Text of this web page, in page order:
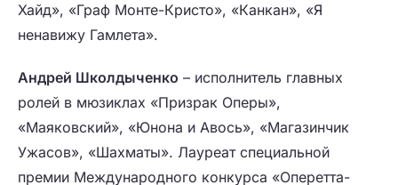
Хайд», «Граф Монте-Кристо», «Канкан», «Я
ненавижу Гамлета».
Андрей Школдыченко – исполнитель главных
ролей в мюзиклах «Призрак Оперы»,
«Маяковский», «Юнона и Авось», «Магазинчик
Ужасов», «Шахматы». Лауреат специальной
премии Международного конкурса «Оперетта-